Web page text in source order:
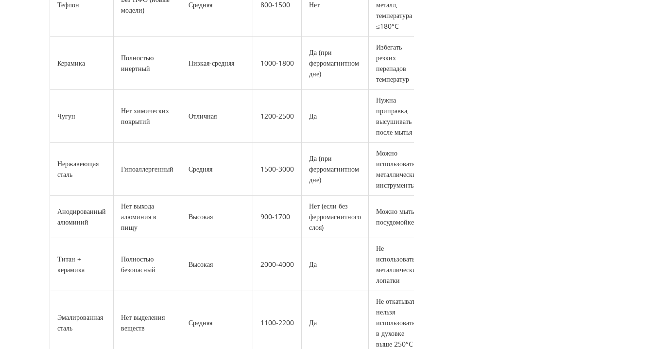
Тефлон
модели)
Средняя 800‑1500 Нет
металл,
температура
≤180°C
Керамика
Полностью
инертный
Низкая‑средняя 1000‑1800
Да (при
ферромагнитном
дне)
Избегать
резких
перепадов
температур
Чугун
Нет химических
покрытий
Отличная 1200‑2500 Да
Нужна
приправка,
высушивать
после мытья
Нержавеющая
сталь
Гипоаллергенный Средняя 1500‑3000
Да (при
ферромагнитном
дне)
Можно
использовать
металлические
инструменты
Анодированный
алюминий
Нет выхода
алюминия в
пищу
Высокая 900‑1700
Нет (если без
ферромагнитного
слоя)
Можно мыть в
посудомойке
Титан +
керамика
Полностью
безопасный
Высокая 2000‑4000 Да
Не
использовать
металлические
лопатки
Эмалированная
сталь
Нет выделения
веществ
Средняя 1100‑2200 Да
Не откатывать,
нельзя
использовать
в духовке
выше 250°C